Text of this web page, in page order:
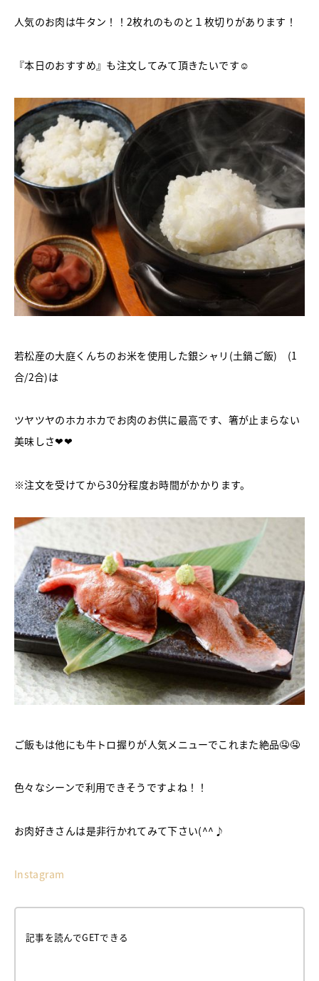
人気のお肉は牛タン！！2枚れのものと１枚切りがあります！
『本日のおすすめ』も注文してみて頂きたいです☺
若松産の大庭くんちのお米を使用した銀シャリ(土鍋ご飯) (1
合/2合)は
ツヤツヤのホカホカでお肉のお供に最高です、箸が止まらない
美味しさ❤❤
※注文を受けてから30分程度お時間がかかります。
ご飯もは他にも牛トロ握りが人気メニューでこれまた絶品🤤🤤
色々なシーンで利用できそうですよね！！
お肉好きさんは是非行かれてみて下さい(^^♪
Instagram
記事を読んでGETできる